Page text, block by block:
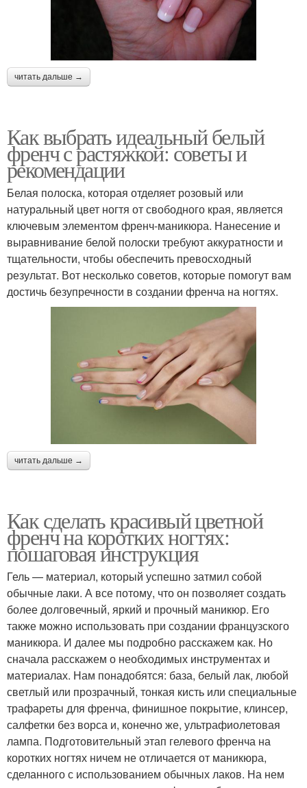
читать дальше →
Как выбрать идеальный белый
френч с растяжкой: советы и
рекомендации
Белая полоска, которая отделяет розовый или
натуральный цвет ногтя от свободного края, является
ключевым элементом френч-маникюра. Нанесение и
выравнивание белой полоски требуют аккуратности и
тщательности, чтобы обеспечить превосходный
результат. Вот несколько советов, которые помогут вам
достичь безупречности в создании френча на ногтях.
читать дальше →
Как сделать красивый цветной
френч на коротких ногтях:
пошаговая инструкция
Гель — материал, который успешно затмил собой
обычные лаки. А все потому, что он позволяет создать
более долговечный, яркий и прочный маникюр. Его
также можно использовать при создании французского
маникюра. И далее мы подробно расскажем как. Но
сначала расскажем о необходимых инструментах и
материалах. Нам понадобятся: база, белый лак, любой
светлый или прозрачный, тонкая кисть или специальные
трафареты для френча, финишное покрытие, клинсер,
салфетки без ворса и, конечно же, ультрафиолетовая
лампа. Подготовительный этап гелевого френча на
коротких ногтях ничем не отличается от маникюра,
сделанного с использованием обычных лаков. На нем